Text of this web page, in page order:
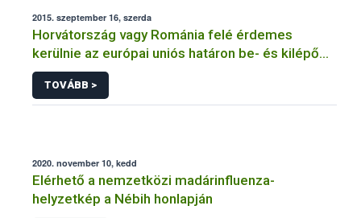
2015. szeptember 16, szerda
Horvátország vagy Románia felé érdemes
kerülnie az európai uniós határon be- és kilépő
szállítmányoknak
TOVÁBB >
2020. november 10, kedd
Elérhető a nemzetközi madárinfluenza-
helyzetkép a Nébih honlapján